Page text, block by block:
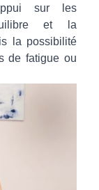
sur les
et la
la possibilité
de fatigue ou